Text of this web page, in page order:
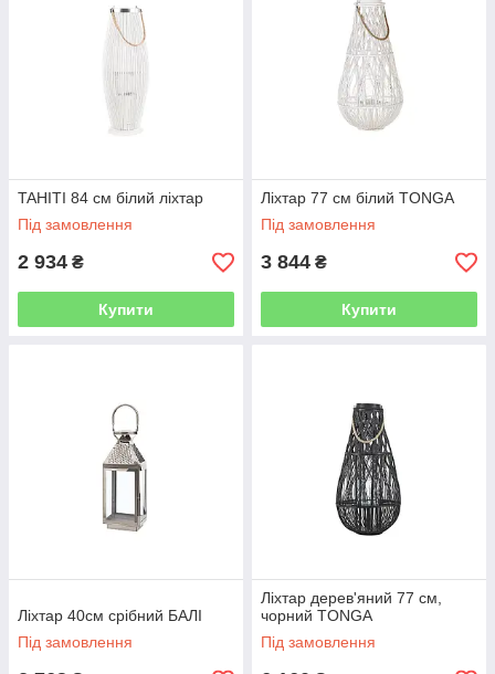
TAHITI 84 см білий ліхтар
Під замовлення
2 934 ₴
Купити
Ліхтар 77 см білий TONGA
Під замовлення
3 844 ₴
Купити
Ліхтар 40см срібний БАЛІ
Під замовлення
Ліхтар дерев'яний 77 см,
чорний TONGA
Під замовлення